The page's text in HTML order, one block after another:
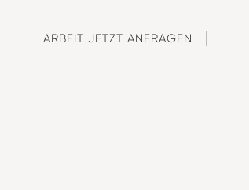
ARBEIT JETZT ANFRAGEN